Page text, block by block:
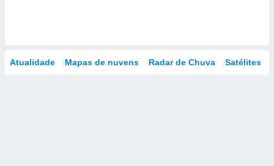
Atualidade Mapas de nuvens Radar de Chuva Satélites